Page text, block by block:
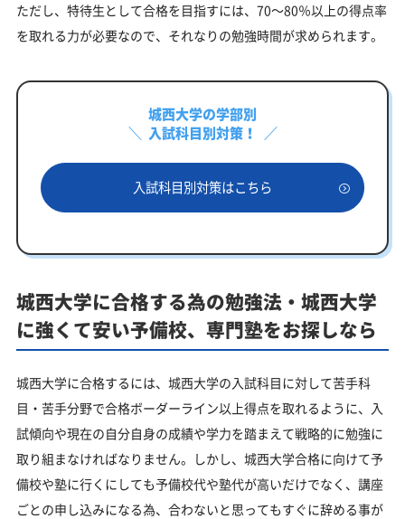
ただし、特待生として合格を目指すには、70～80％以上の得点率
を取れる力が必要なので、それなりの勉強時間が求められます。
城西大学の学部別
入試科目別対策！
入試科目別対策はこちら
城西大学に合格する為の勉強法・城西大学
に強くて安い予備校、専門塾をお探しなら
城西大学に合格するには、城西大学の入試科目に対して苦手科
目・苦手分野で合格ボーダーライン以上得点を取れるように、入
試傾向や現在の自分自身の成績や学力を踏まえて戦略的に勉強に
取り組まなければなりません。しかし、城西大学合格に向けて予
備校や塾に行くにしても予備校代や塾代が高いだけでなく、講座
ごとの申し込みになる為、合わないと思ってもすぐに辞める事が